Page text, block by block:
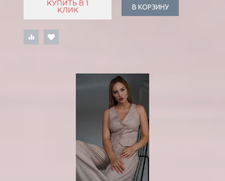
КУПИТЬ В 1
КЛИК
В КОРЗИНУ